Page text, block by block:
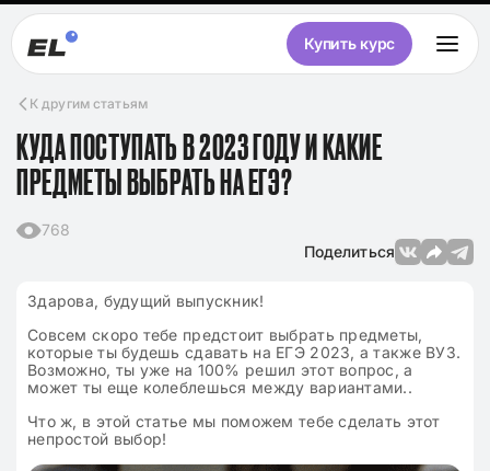
Купить курс
К другим статьям
КУДА ПОСТУПАТЬ В 2023 ГОДУ И КАКИЕ
ПРЕДМЕТЫ ВЫБРАТЬ НА ЕГЭ?
768
Поделиться
Здарова, будущий выпускник!
Совсем скоро тебе предстоит выбрать предметы,
которые ты будешь сдавать на ЕГЭ 2023, а также ВУЗ.
Возможно, ты уже на 100% решил этот вопрос, а
может ты еще колеблешься между вариантами..
Что ж, в этой статье мы поможем тебе сделать этот
непростой выбор!